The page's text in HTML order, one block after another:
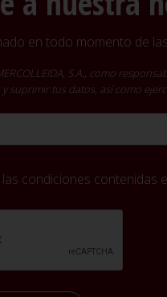
en todo momento de
MERCOLLEIDA, S.A., como
y suprimir tus datos, así como
condiciones contenidas